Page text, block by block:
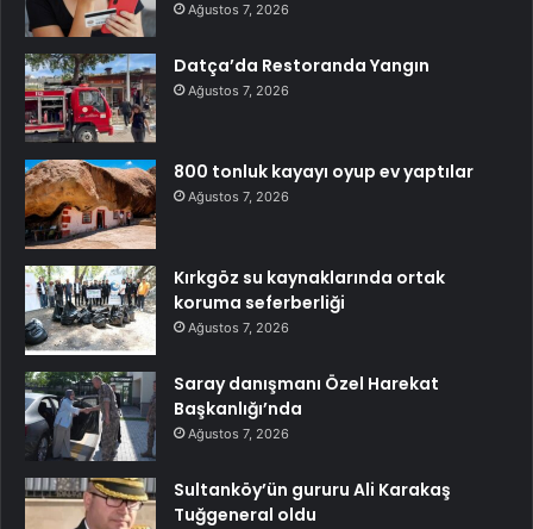
Ağustos 7, 2026
Datça’da Restoranda Yangın
Ağustos 7, 2026
800 tonluk kayayı oyup ev yaptılar
Ağustos 7, 2026
Kırkgöz su kaynaklarında ortak
koruma seferberliği
Ağustos 7, 2026
Saray danışmanı Özel Harekat
Başkanlığı’nda
Ağustos 7, 2026
Sultanköy’ün gururu Ali Karakaş
Tuğgeneral oldu